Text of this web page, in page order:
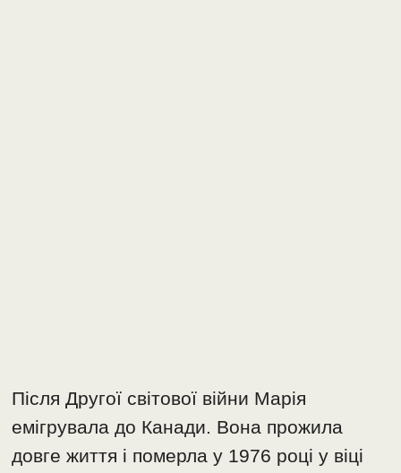
Після Другої світової війни Марія
емігрувала до Канади. Вона прожила
довге життя і померла у 1976 році у віці